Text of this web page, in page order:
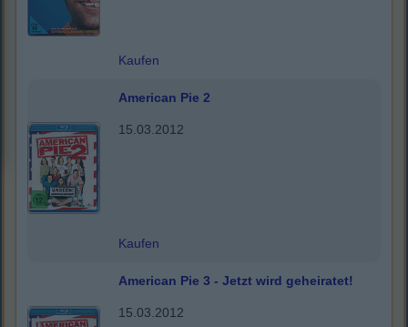
Kaufen
American Pie 2
15.03.2012
Kaufen
American Pie 3 - Jetzt wird geheiratet!
15.03.2012